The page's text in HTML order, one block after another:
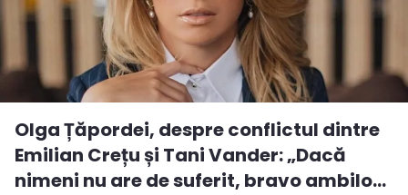
Olga Țăpordei, despre conflictul dintre
Emilian Crețu și Tani Vander: „Dacă
nimeni nu are de suferit, bravo ambilo...